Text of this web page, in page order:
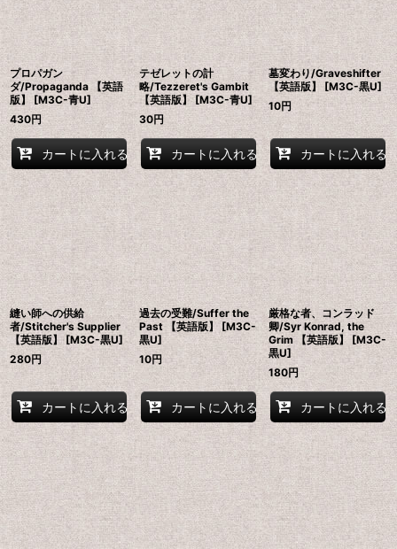
プロパガン
ダ/Propaganda 【英語
版】 [M3C-青U]
430円
カートに入れる
テゼレットの計
略/Tezzeret's Gambit
【英語版】 [M3C-青U]
30円
カートに入れる
墓変わり/Graveshifter
【英語版】 [M3C-黒U]
10円
カートに入れる
縫い師への供給
者/Stitcher's Supplier
【英語版】 [M3C-黒U]
280円
カートに入れる
過去の受難/Suffer the
Past 【英語版】 [M3C-
黒U]
10円
カートに入れる
厳格な者、コンラッド
卿/Syr Konrad, the
Grim 【英語版】 [M3C-
黒U]
180円
カートに入れる